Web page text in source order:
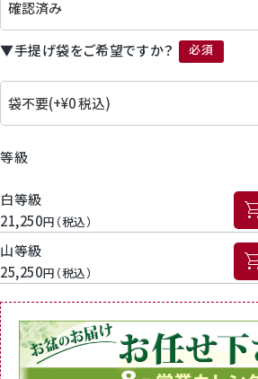
▼手提げ袋をご希望ですか？
(必須)
等級
白等級
21,250
税込
山等級
25,250
税込